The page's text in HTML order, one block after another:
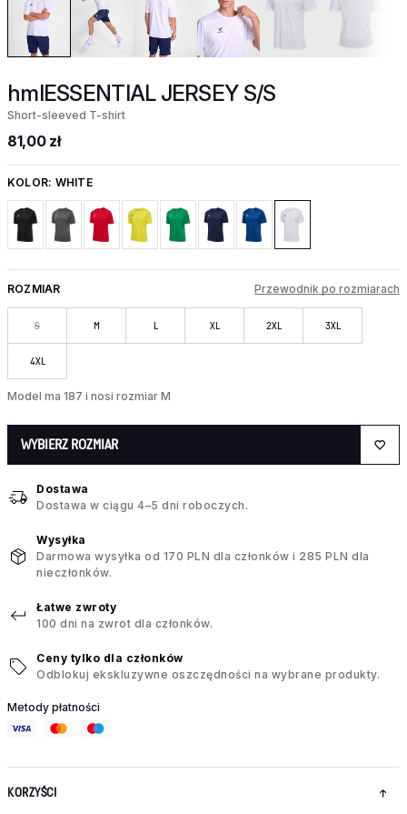
hmlESSENTIAL JERSEY S/S
Short-sleeved T-shirt
81,00 zł
KOLOR: WHITE
ROZMIAR Przewodnik po rozmiarach
S M L XL 2XL 3XL
4XL
Model ma 187 i nosi rozmiar M
WYBIERZ ROZMIAR
Dostawa
Dostawa w ciągu 4–5 dni roboczych.
Wysyłka
Darmowa wysyłka od 170 PLN dla członków i 285 PLN dla
nieczłonków.
Łatwe zwroty
100 dni na zwrot dla członków.
Ceny tylko dla członków
Odblokuj ekskluzywne oszczędności na wybrane produkty.
Metody płatności
KORZYŚCI